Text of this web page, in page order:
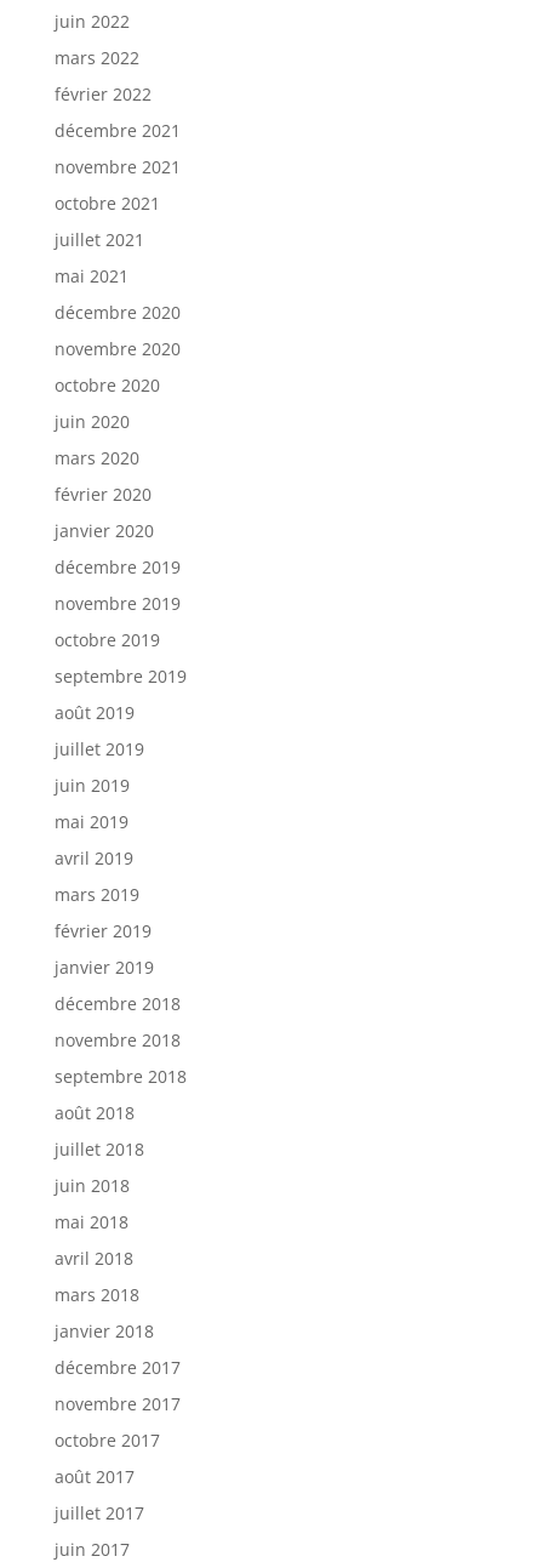
juin 2022
mars 2022
février 2022
décembre 2021
novembre 2021
octobre 2021
juillet 2021
mai 2021
décembre 2020
novembre 2020
octobre 2020
juin 2020
mars 2020
février 2020
janvier 2020
décembre 2019
novembre 2019
octobre 2019
septembre 2019
août 2019
juillet 2019
juin 2019
mai 2019
avril 2019
mars 2019
février 2019
janvier 2019
décembre 2018
novembre 2018
septembre 2018
août 2018
juillet 2018
juin 2018
mai 2018
avril 2018
mars 2018
janvier 2018
décembre 2017
novembre 2017
octobre 2017
août 2017
juillet 2017
juin 2017